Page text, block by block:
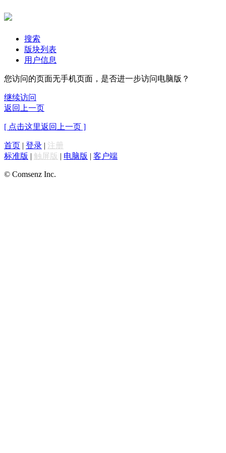
搜索
版块列表
用户信息
您访问的页面无手机页面，是否进一步访问电脑版？
继续访问
返回上一页
[ 点击这里返回上一页 ]
首页 | 登录 | 注册
标准版 | 触屏版 | 电脑版 | 客户端
© Comsenz Inc.